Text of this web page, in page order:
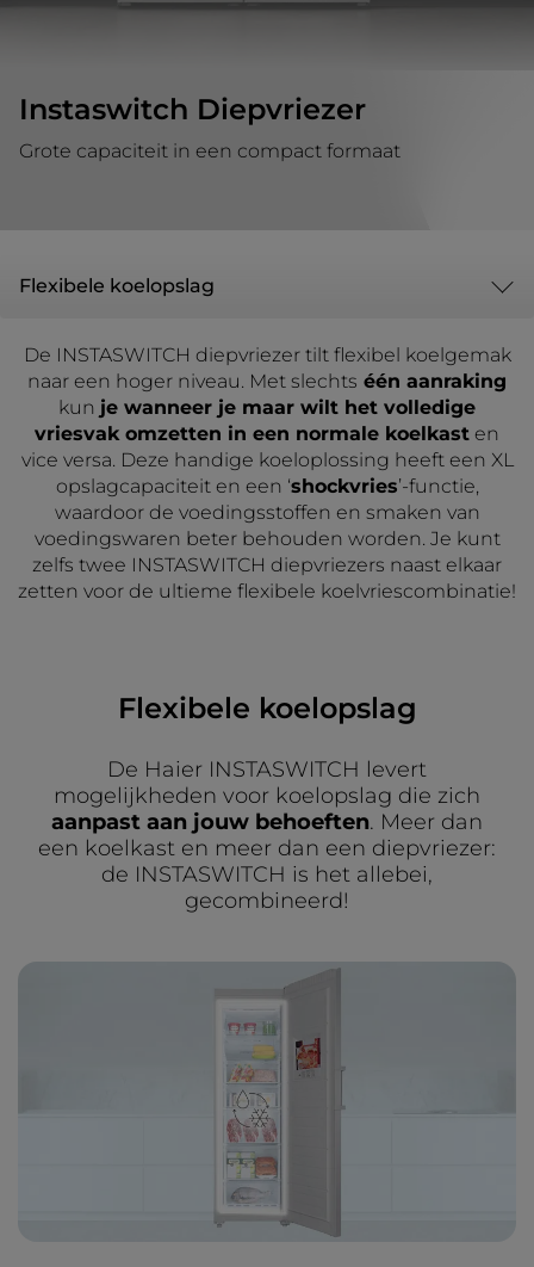
Instaswitch Diepvriezer
Grote capaciteit in een compact formaat
Flexibele koelopslag
De INSTASWITCH diepvriezer tilt flexibel koelgemak
naar een hoger niveau. Met slechts één aanraking
kun je wanneer je maar wilt het volledige
vriesvak omzetten in een normale koelkast en
vice versa. Deze handige koeloplossing heeft een XL
opslagcapaciteit en een ‘shockvries’-functie,
waardoor de voedingsstoffen en smaken van
voedingswaren beter behouden worden. Je kunt
zelfs twee INSTASWITCH diepvriezers naast elkaar
zetten voor de ultieme flexibele koelvriescombinatie!
Flexibele koelopslag
De Haier INSTASWITCH levert
mogelijkheden voor koelopslag die zich
aanpast aan jouw behoeften. Meer dan
een koelkast en meer dan een diepvriezer:
de INSTASWITCH is het allebei,
gecombineerd!